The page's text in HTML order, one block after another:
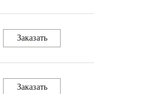
Заказать
Заказать